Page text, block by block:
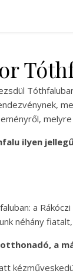
ilyen
a
néhány
a